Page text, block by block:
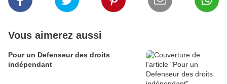
Vous aimerez aussi
Pour un Defenseur des droits
indépendant